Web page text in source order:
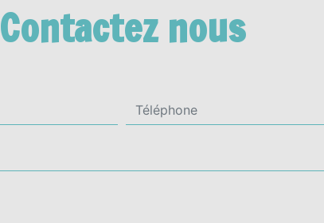
Contactez nous